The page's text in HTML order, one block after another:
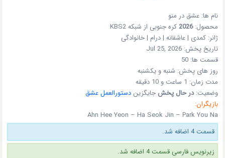
نام ها: عشق در منو
محصول:2026 کره جنوبی از شبکهKBS2
ژانر:کمدی | عاشقانه | درام | خانوادگی
تاریخ پخش:Jul 25, 2026
قسمت ها:50
روز های پخش: شنبه و یکشنبه
مدت زمان: 1 ساعت و 10 دقیقه
وضعیت:در حال پخشجایگزیندستورالعمل عشق
بازیگران:
Ahn Hee Yeon – Ha Seok Jin – Park You Na
قسمت 4 اضافه شد.
زیرنویس فارسی قسمت 4 اضافه شد.